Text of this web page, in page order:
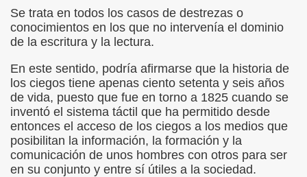
Se trata en todos los casos de destrezas o
conocimientos en los que no intervenía el dominio
de la escritura y la lectura.
En este sentido, podría afirmarse que la historia de
los ciegos tiene apenas ciento setenta y seis años
de vida, puesto que fue en torno a 1825 cuando se
inventó el sistema táctil que ha permitido desde
entonces el acceso de los ciegos a los medios que
posibilitan la información, la formación y la
comunicación de unos hombres con otros para ser
en su conjunto y entre sí útiles a la sociedad.
de Escritura Táctil para Lectores con Ceguera o
de Hombres Ilustres de París (César Puente)
150è Aniversari mort de Louis Braille (CPB de l'ONCE a
Maestro (F. Javier Bernal García)
Vicente (F. Javier Bernal)
Paz)